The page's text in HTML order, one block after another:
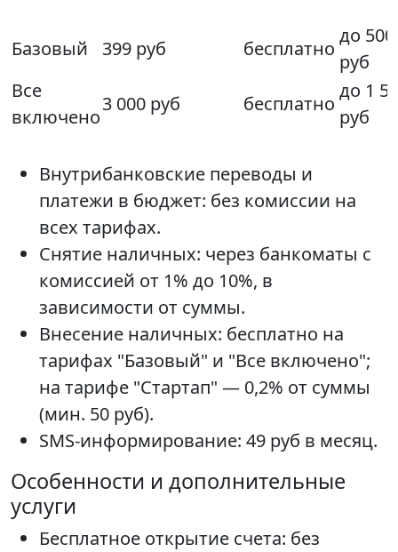
Базовый 399 руб бесплатно
до
руб
Все
включено
3 000 руб бесплатно
до 1
руб
Внутрибанковские переводы и
платежи в бюджет: без комиссии на
всех тарифах.
Снятие наличных: через банкоматы с
комиссией от 1% до 10%, в
зависимости от суммы.
Внесение наличных: бесплатно на
тарифах "Базовый" и "Все включено";
на тарифе "Стартап" — 0,2% от суммы
(мин. 50 руб).
SMS-информирование: 49 руб в месяц.
Особенности и дополнительные
услуги
Бесплатное открытие счета: без